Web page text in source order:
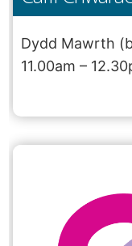
Dydd Mawrth
11.00am –